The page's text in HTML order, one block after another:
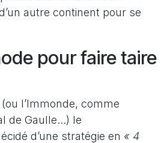
autre continent pour se
pour faire taire
(ou l’Immonde, comme
de Gaulle...) le
d’une stratégie en « 4